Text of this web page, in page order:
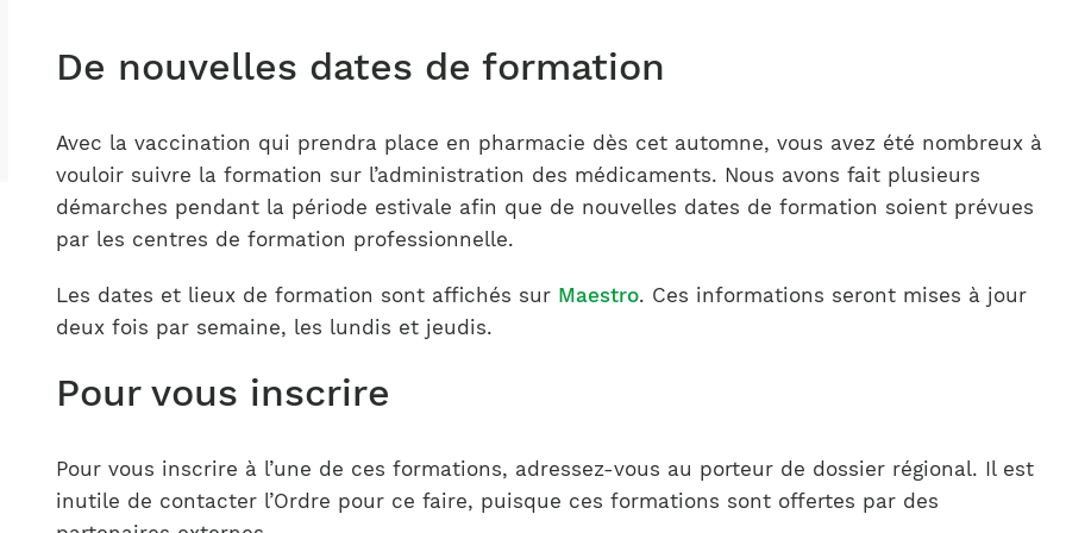
De nouvelles dates de formation
Avec la vaccination qui prendra place en pharmacie dès cet automne, vous avez été nombreux à
vouloir suivre la formation sur l’administration des médicaments. Nous avons fait plusieurs
démarches pendant la période estivale afin que de nouvelles dates de formation soient prévues
par les centres de formation professionnelle.
Les dates et lieux de formation sont affichés sur Maestro. Ces informations seront mises à jour
deux fois par semaine, les lundis et jeudis.
Pour vous inscrire
Pour vous inscrire à l’une de ces formations, adressez-vous au porteur de dossier régional. Il est
inutile de contacter l’Ordre pour ce faire, puisque ces formations sont offertes par des